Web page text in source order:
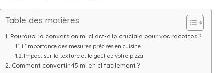
Table des matières
Pourquoi la conversion ml cl est-elle cruciale pour vos recettes ?
L’importance des mesures précises en cuisine
Impact sur la texture et le goût de votre pizza
Comment convertir 45 ml en cl facilement ?